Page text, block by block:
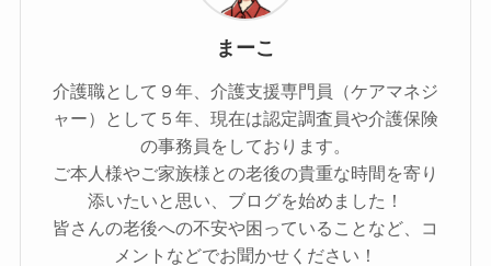
まーこ
介護職として９年、介護支援専門員（ケアマネジ
ャー）として５年、現在は認定調査員や介護保険
の事務員をしております。
ご本人様やご家族様との老後の貴重な時間を寄り
添いたいと思い、ブログを始めました！
皆さんの老後への不安や困っていることなど、コ
メントなどでお聞かせください！